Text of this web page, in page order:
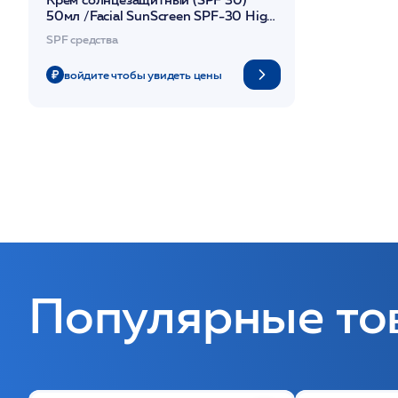
50мл /Facial SunScreen SPF-30 High
Protection /MM
SPF средства
войдите чтобы увидеть цены
Популярные